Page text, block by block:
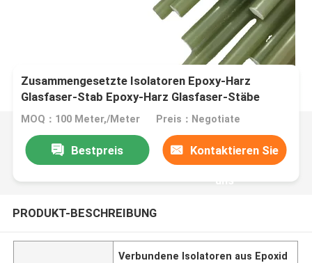
Zusammengesetzte Isolatoren Epoxy-Harz
Glasfaser-Stab Epoxy-Harz Glasfaser-Stäbe
Überspannung Arrester
MOQ：100 Meter,/Meter Preis：Negotiate
Bestpreis Kontaktieren Sie
uns
PRODUKT-BESCHREIBUNG
Verbundene Isolatoren aus Epoxid